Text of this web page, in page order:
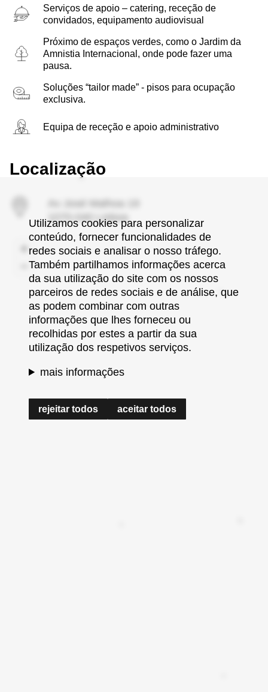
cumque quasi
voluptas amet
Quis hic
magnam
quisquam quas
Serviços de apoio – catering, receção de
convidados, equipamento audiovisual
Próximo de espaços verdes, como o Jardim da
Amnistia Internacional, onde pode fazer uma
pausa.
Soluções “tailor made” - pisos para ocupação
exclusiva.
Equipa de receção e apoio administrativo
Localização
Av José Malhoa 19
1070-040 Lisboa
Utilizamos cookies para personalizar
conteúdo, fornecer funcionalidades de
redes sociais e analisar o nosso tráfego.
Também partilhamos informações acerca
da sua utilização do site com os nossos
parceiros de redes sociais e de análise, que
as podem combinar com outras
informações que lhes forneceu ou
recolhidas por estes a partir da sua
utilização dos respetivos serviços.
mais informações
rejeitar todos aceitar todos